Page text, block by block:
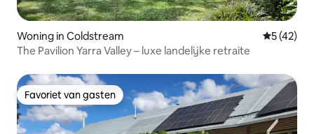
Woning in Coldstream
5 (42)
The Pavilion Yarra Valley – luxe landelijke retraite
Favoriet van gasten
Favoriet van gasten